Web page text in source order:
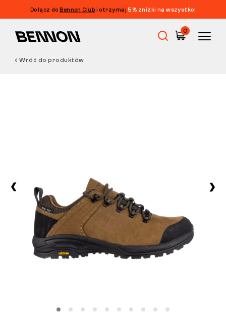
Dołącz doBennon Club i otrzymaj 5% zniżki na wszystko!
0
Obuwie casualowe
Tactical
Wróć do produktów